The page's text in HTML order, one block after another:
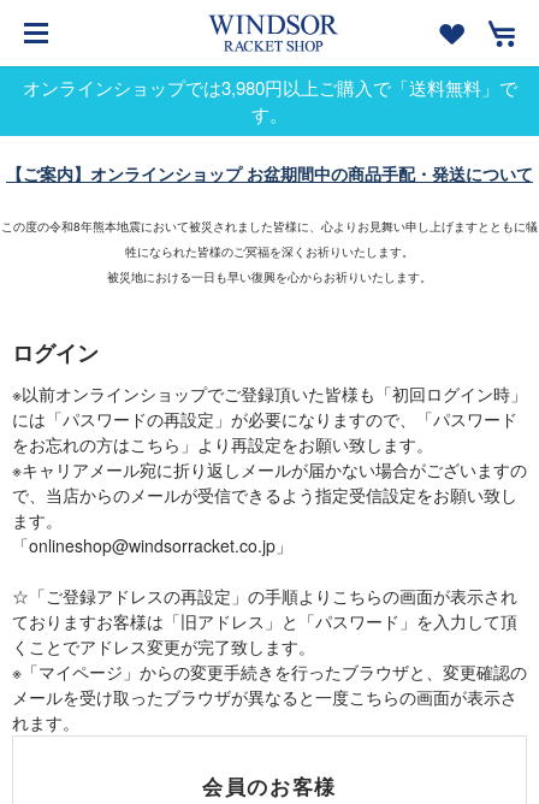
オンラインショップでは3,980円以上ご購入で「送料無料」で
す。
【ご案内】オンラインショップ お盆期間中の商品手配・発送について
この度の令和8年熊本地震において被災されました皆様に、心よりお見舞い申し上げますとともに犠
牲になられた皆様のご冥福を深くお祈りいたします。
被災地における一日も早い復興を心からお祈りいたします。
ログイン
※以前オンラインショップでご登録頂いた皆様も「初回ログイン時」
には「パスワードの再設定」が必要になりますので、「パスワード
をお忘れの方はこちら」より再設定をお願い致します。
※キャリアメール宛に折り返しメールが届かない場合がございますの
で、当店からのメールが受信できるよう指定受信設定をお願い致し
ます。
「onlineshop@windsorracket.co.jp」
☆「ご登録アドレスの再設定」の手順よりこちらの画面が表示され
ておりますお客様は「旧アドレス」と「パスワード」を入力して頂
くことでアドレス変更が完了致します。
※「マイページ」からの変更手続きを行ったブラウザと、変更確認の
メールを受け取ったブラウザが異なると一度こちらの画面が表示さ
れます。
会員のお客様